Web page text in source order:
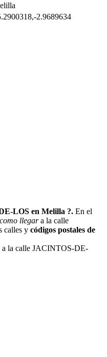
2.9689634
LOS en Melilla ?. En el
como llegara la calle
calles y códigos postales de
a la calle JACINTOS-DE-